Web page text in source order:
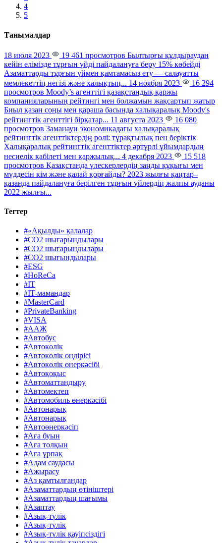
4
5
Танымалдар
18 июля 2023 19 461 просмотров Былтырғы құлдыраудан
кейін елімізде тұрғын үйді пайдалануға беру 15% көбейді
Азаматтарды тұрғын үймен қамтамасыз ету — салауатты
мемлекеттің негізі және халықтың... 14 ноября 2023
16 294
просмотров Moody’s агенттігі қазақстандық қаржы
компанияларының рейтингі мен болжамын жақсартып жатыр
Биыл қазан соңы мен қараша басында халықаралық Moody's
рейтингтік агенттігі бірқатар... 11 августа 2023
16 080
просмотров Заманауи экономикадағы халықаралық
рейтингтік агенттіктердің рөлі: тұрақтылық пен беріктік
Халықаралық рейтингтік агенттіктер әртүрлі ұйымдардың
несиелік қабілеті мен қаржылық... 4 декабря 2023
15 518
просмотров Қазақстанда үлескерлердің заңды құқығы мен
мүддесін кім және қалай қорғайды? 2023 жылғы қаңтар–
қазанда пайдалануға берілген тұрғын үйлердің жалпы ауданы
2022 жылғы...
Тегтер
#«Ақылды» қалалар
#CO2 шығарындылары
#CO2 шығарындылары
#CO2 шығындылары
#ESG
#HoReCa
#IT
#IT-мамандар
#MasterCard
#PrivateBanking
#VISA
#ААЖ
#Автобус
#Автокөлік
#Автокөлік өндірісі
#Автокөлік өнеркәсібі
#Автоқоқыс
#Автоматтандыру
#Автомектеп
#Автомобиль өнеркәсібі
#Автонарық
#Автонарық
#Автоөнеркәсіп
#Аға буын
#Аға толқын
#Аға ұрпақ
#Адам саудасы
#Ажырасу
#Аз қамтылғандар
#Азаматтардың өтініштері
#Азаматтардың шағымы
#Азаптау
#Азық-түлік
#Азық-түлік
#Азық-түлік қауіпсіздігі